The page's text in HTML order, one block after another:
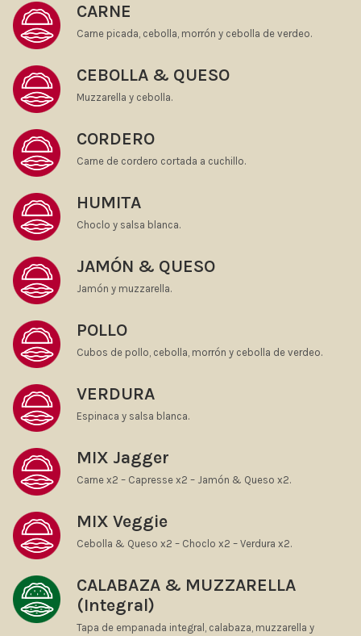
CARNE
Carne picada, cebolla, morrón y cebolla de verdeo.
CEBOLLA & QUESO
Muzzarella y cebolla.
CORDERO
Carne de cordero cortada a cuchillo.
HUMITA
Choclo y salsa blanca.
JAMÓN & QUESO
Jamón y muzzarella.
POLLO
Cubos de pollo, cebolla, morrón y cebolla de verdeo.
VERDURA
Espinaca y salsa blanca.
MIX Jagger
Carne x2 – Capresse x2 – Jamón & Queso x2.
MIX Veggie
Cebolla & Queso x2 – Choclo x2 – Verdura x2.
CALABAZA & MUZZARELLA
(Integral)
Tapa de empanada integral, calabaza, muzzarella y